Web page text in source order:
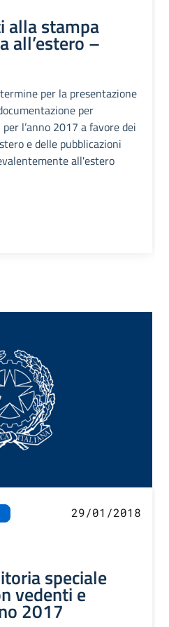
alla stampa
all’estero –
per la presentazione
per
l’anno 2017 a favore dei
e delle pubblicazioni
all'estero
29/01/2018
speciale
vedenti e
2017